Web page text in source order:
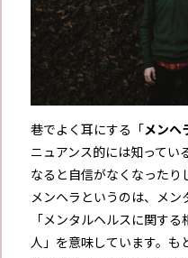
巷でよく耳にする「メンヘ
ニュアンス的には知ってい
なると自信がなくなったり
メンヘラというのは、メ
「メンタルヘルスに関す
人」を意味しています。